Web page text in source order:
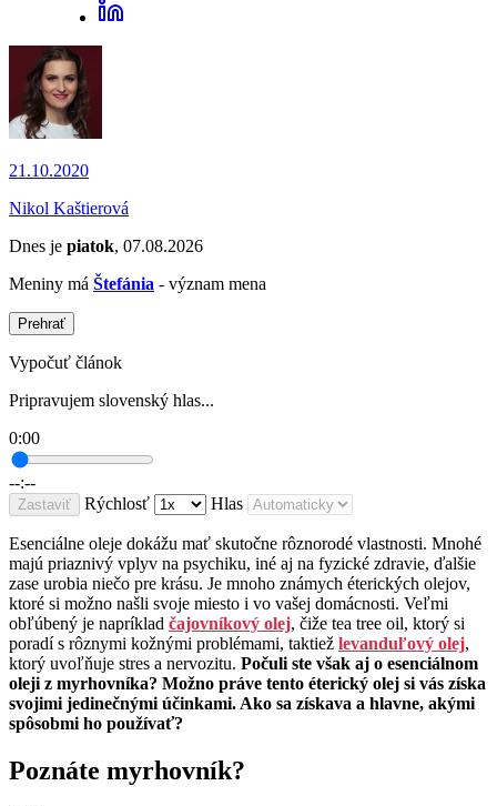
21.10.2020
Nikol Kaštierová
Dnes je piatok, 07.08.2026
Meniny má Štefánia - význam mena
Prehrať
Vypočuť článok
Pripravujem slovenský hlas...
0:00
--:--
Zastaviť Rýchlosť Hlas
Esenciálne oleje dokážu mať skutočne rôznorodé vlastnosti. Mnohé
majú priaznivý vplyv na psychiku, iné aj na fyzické zdravie, ďalšie
zase urobia niečo pre krásu. Je mnoho známych éterických olejov,
ktoré si možno našli svoje miesto i vo vašej domácnosti. Veľmi
obľúbený je napríklad čajovníkový olej, čiže tea tree oil, ktorý si
poradí s rôznymi kožnými problémami, taktiež levanduľový olej,
ktorý uvoľňuje stres a nervozitu. Počuli ste však aj o esenciálnom
oleji z myrhovníka? Možno práve tento éterický olej si vás získa
svojimi jedinečnými účinkami. Ako sa získava a hlavne, akými
spôsobmi ho používať?
Poznáte myrhovník?